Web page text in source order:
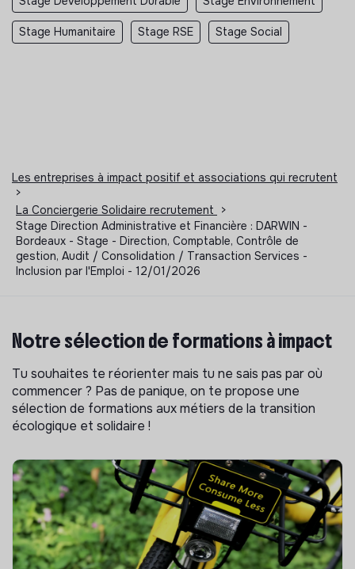
Stage Humanitaire Stage RSE Stage Social
Les entreprises à impact positif et associations qui recrutent
>
La Conciergerie Solidaire recrutement
>
Stage Direction Administrative et Financière : DARWIN -
Bordeaux - Stage - Direction, Comptable, Contrôle de
gestion, Audit / Consolidation / Transaction Services -
Inclusion par l'Emploi - 12/01/2026
Notre sélection de formations à impact
Tu souhaites te réorienter mais tu ne sais pas par où
commencer ? Pas de panique, on te propose une
sélection de formations aux métiers de la transition
écologique et solidaire !